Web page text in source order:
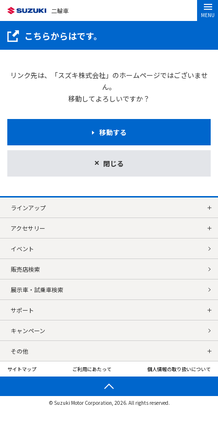
二輪車
MENU
こちらからはです。
リンク先は、「スズキ株式会社」のホームページではございませ
ん。
移動してよろしいですか？
閉じる
移動する
ラインアップ
アクセサリー
イベント
販売店検索
展示車・試乗車検索
サポート
キャンペーン
その他
サイトマップ ご利用にあたって 個人情報の取り扱いについて
© Suzuki Motor Corporation, 2026. All rights reserved.